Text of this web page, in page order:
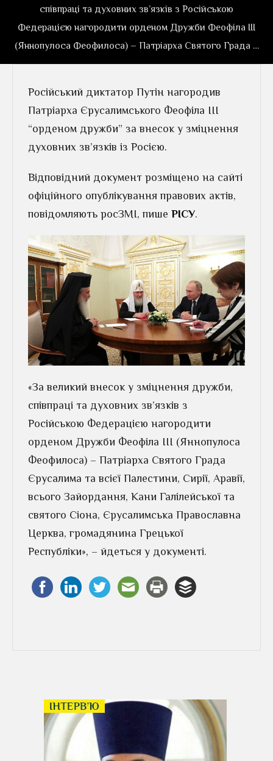
співпраці та духовних зв’язків з Російською
Федерацією нагородити орденом Дружби Феофіла III
(Яннопулоса Феофилоса) – Патріарха Святого Града …
Російський диктатор Путін нагородив
Патріарха Єрусалимського Феофіла III
“орденом дружби” за внесок у зміцнення
духовних зв’язків із Росією.
Відповідний документ розміщено на сайті
офіційного опублікування правових актів,
повідомляють росЗМІ, пише РІСУ.
«За великий внесок у зміцнення дружби,
співпраці та духовних зв’язків з
Російською Федерацією нагородити
орденом Дружби Феофіла III (Яннопулоса
Феофилоса) – Патріарха Святого Града
Єрусалима та всієї Палестини, Сирії, Аравії,
всього Зайордання, Кани Галілейської та
святого Сіона, Єрусалимська Православна
Церква, громадянина Грецької
Республіки», – йдеться у документі.